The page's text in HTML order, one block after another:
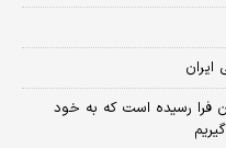
فرا رسیده است که به خود